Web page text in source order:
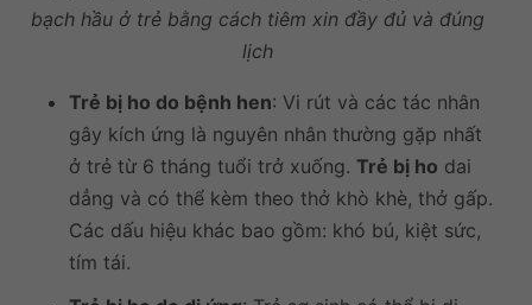
bạch hầu ở trẻ bằng cách tiêm xin đầy đủ và đúng
lịch
Trẻ bị ho do bệnh hen: Vi rút và các tác nhân
gây kích ứng là nguyên nhân thường gặp nhất
ở trẻ từ 6 tháng tuổi trở xuống. Trẻ bị ho dai
dẳng và có thể kèm theo thở khò khè, thở gấp.
Các dấu hiệu khác bao gồm: khó bú, kiệt sức,
tím tái.